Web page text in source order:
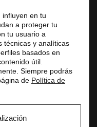
vous
influyen en tu
a proteger tu
tu usuario a
técnicas y analíticas
basados en
útil.
Siempre podrás
de Política de